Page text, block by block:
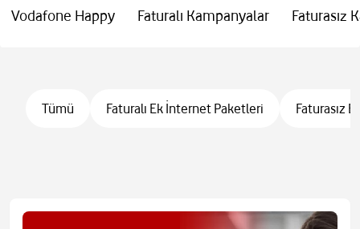
Vodafone Happy Faturalı Kampanyalar Faturasız
Tümü Faturalı Ek İnternet Paketleri Faturasız